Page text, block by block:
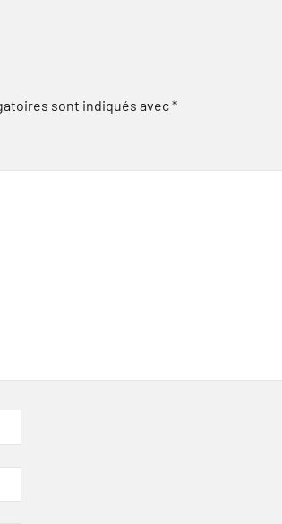
sont indiqués avec*